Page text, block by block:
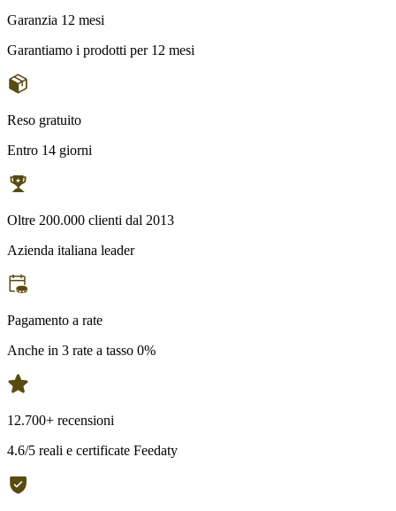
Garanzia 12 mesi
Garantiamo i prodotti per 12 mesi
Reso gratuito
Entro 14 giorni
Oltre 200.000 clienti dal 2013
Azienda italiana leader
Pagamento a rate
Anche in 3 rate a tasso 0%
12.700+ recensioni
4.6/5 reali e certificate Feedaty